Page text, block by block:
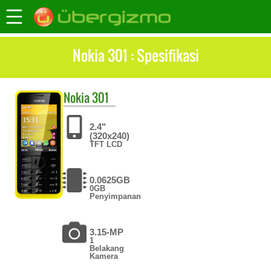
Nokia 301 : Spesifikasi
Nokia301
2.4"
(320x240)
TFT LCD
0.0625GB
0GB
Penyimpanan
3.15-MP
1
Belakang
Kamera